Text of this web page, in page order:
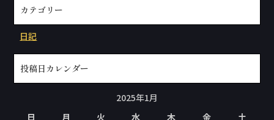
カテゴリー
日記
投稿日カレンダー
2025年1月
日
月 火 水 木 金 土